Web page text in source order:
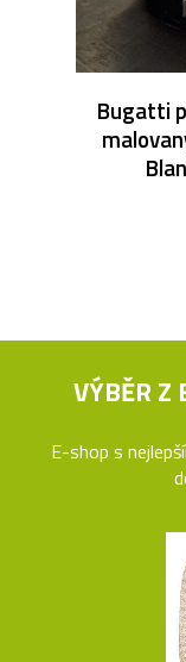
Bugatti
VÝBĚR Z
E-shop s